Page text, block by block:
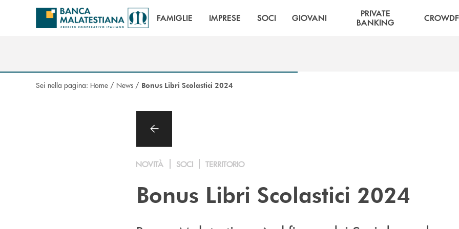
Salta al contenuto principale
FAMIGLIE IMPRESE SOCI GIOVANI
PRIVATE
BANKING
Sei nella pagina: Home / News / Bonus Libri Scolastici 2024
NOVITÀ SOCI TERRITORIO
Bonus Libri Scolastici 2024